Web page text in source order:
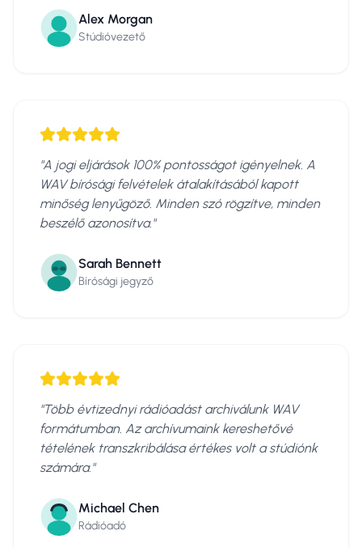
Alex Morgan
Stúdióvezető
"A jogi eljárások 100% pontosságot igényelnek. A
WAV bírósági felvételek átalakításából kapott
minőség lenyűgöző. Minden szó rögzítve, minden
beszélő azonosítva."
Sarah Bennett
Bírósági jegyző
"Több évtizednyi rádióadást archiválunk WAV
formátumban. Az archívumaink kereshetővé
tételének transzkribálása értékes volt a stúdiónk
számára."
Michael Chen
Rádióadó